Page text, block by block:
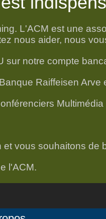
L'ACM est une
nous aider, nous
sur notre compte
Raiffeisen
Multimédia
vous souhaitons de
l'ACM.